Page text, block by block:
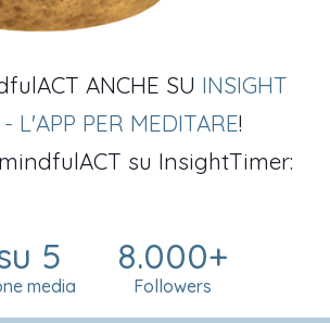
ANCHE SU INSIGHT
L'APP PER MEDITARE!
su InsightTimer:
5
media
8.000+
Followers